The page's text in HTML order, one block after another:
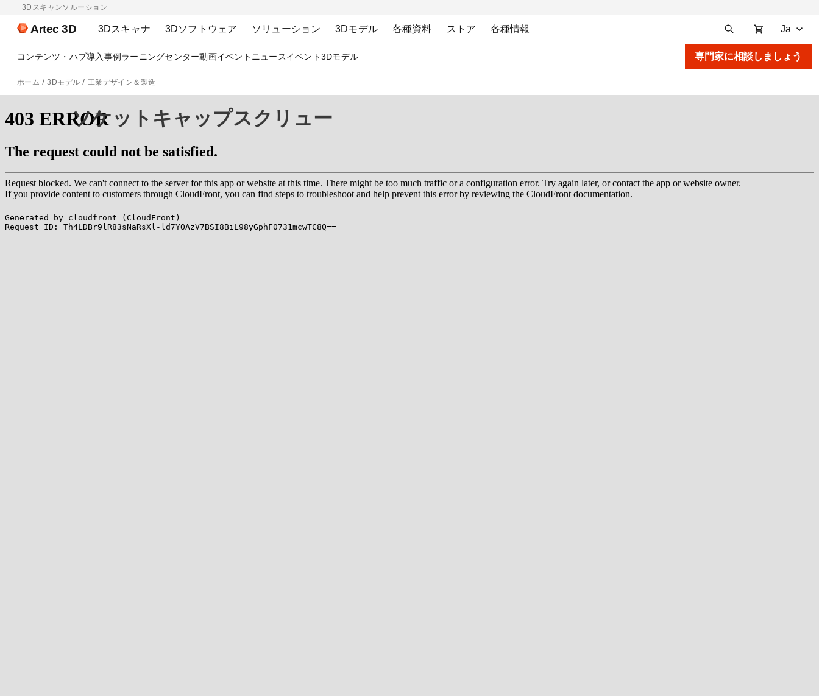
3Dスキャンソルーション
Artec 3D 3Dスキャナ 3Dソフトウェア ソリューション 3Dモデル 各種資料 ストア 各種情報 Ja
コンテンツ・ハブ導入事例 ラーニングセンター動画イベント ニュースイベント3Dモデル 専門家に相談しましょう
ホーム 3Dモデル 工業デザイン＆製造
ソケットキャップスクリュー